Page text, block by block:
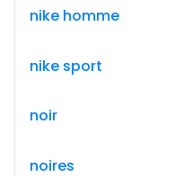
nike homme
nike sport
noir
noires